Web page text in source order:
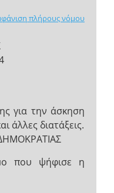
πλήρους νόμου
για την άσκηση
άλλες διατάξεις.
που ψήφισε η